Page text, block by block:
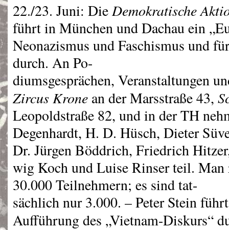
22./23. Juni: DieDemokratische
führt in München und Dachau ein
Neonazismus und Faschismus und
durch. An Po-
diumsgesprächen, Veranstaltungen
Zircus Krone an der Marsstraße 43,
Leopoldstraße 82, und in der TH
Degenhardt, H. D. Hüsch, Dieter
Dr. Jürgen Böddrich, Friedrich
wig Koch und Luise Rinser teil. Man
30.000 Teilnehmern; es sind tat-
sächlich nur 3.000. – Peter Stein
Aufführung des „Vietnam-Diskurs“